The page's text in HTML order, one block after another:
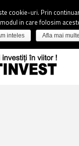
cookie-uri. Prin
in care folosim
inteles Afla mai multe